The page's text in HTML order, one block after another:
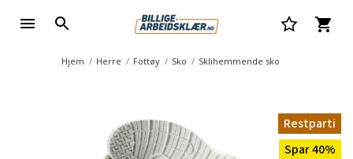
Hjem Herre Fottøy Sko Sklihemmende sko
Restparti
Spar 40%